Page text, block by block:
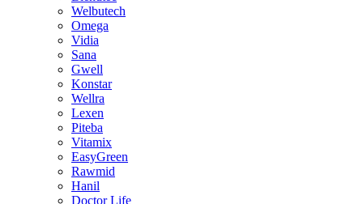
Welbutech
Omega
Vidia
Sana
Gwell
Konstar
Wellra
Lexen
Piteba
Vitamix
EasyGreen
Rawmid
Hanil
Doctor Life